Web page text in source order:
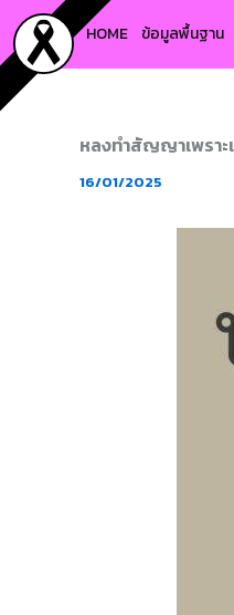
Skip
to
content
HOME ข้อมูลพื้นฐาน
หลงทําสัญญาเพราะ
16/01/2025